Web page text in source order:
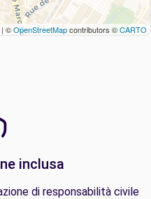
| ©OpenStreetMapcontributors ©CARTO
inclusa
di responsabilità civile